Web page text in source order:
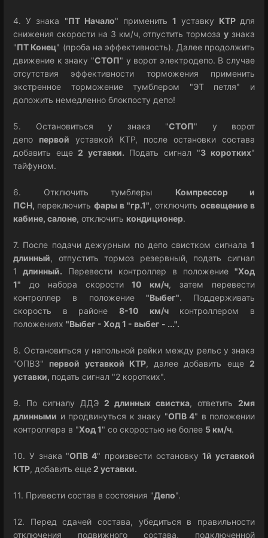
4. У знака "ПТ Начало" применить1 уставку КТР для
снижения скорости на 3 км/ч, отпустить тормозау знака
"ПТ Конец" (проба на эффективность). Далее продолжить
движение к знаку "СТОП" у ворот электродепо. В случае
отсутствия эффективности торможения применить
экстренное торможение тумблером "ЭТ петля" и
доложить немедленно блокпосту депо!
5. Остановиться у знака "СТОП" у ворот
депо первой уставкой КТР, после остановки состава
добавить еще 2 уставки. Подать сигнал "3 коротких"
тайфуном.
6. Отключить тумблеры Компрессор и
ПСН, переключить фары в "гр.1", отключить освещение в
кабине, салоне, отключить кондиционер.
7. После подачи дежурным по депо свистком сигнала 1
длинный, отпустить тормоз резервный, подать сигнал
1
длинный. Перевести контроллер в положение "Ход
1" до набора скорости 10 км/ч, затем перевести
контроллер в положение "Выбег". Поддерживать
скорость в районе 8-10 км/чконтроллером в
положениях "Выбег - Ход 1 - выбег - ...".
8. Остановиться у напольной рейки между рельс у знака
"ОПВ3" первой уставкой КТР, далее добавить еще2
уставки, подать сигнал "2 коротких".
9. По сигналу ДДЭ 2 длинных свистка, ответить 2мя
длинными и продвинуться к знаку "ОПВ 4" в положении
контроллера в "Ход 1" со скоростью не более 5 км/ч.
10. У знака "ОПВ 4" произвести остановку1й уставкой
КТР, добавить еще2 уставки.
11. Привести состав в состояния "Депо".
12. Перед сдачей состава, убедиться в правильности
отключения подвижного состава, подключенной